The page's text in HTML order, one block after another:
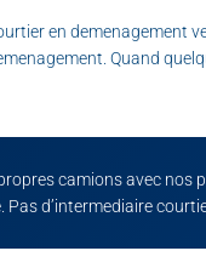
en
Quand
camions avec nos
d’intermediaire